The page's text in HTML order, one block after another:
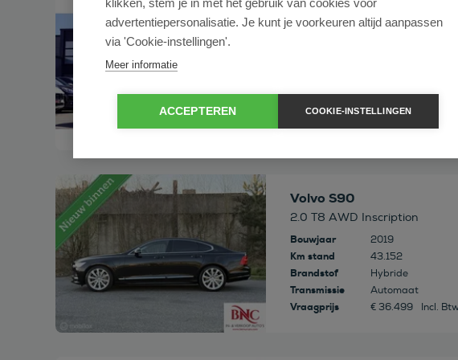
Bekijk deze auto Volvo S90
Benzine
Transmissie Automaat
Bekijk deze auto Volvo S90
2.0 T8 AWD Inscription
Bouwjaar 2019
Km stand 43.152
Brandstof Hybride
Transmissie Automaat
Vraagprijs € 36.499 Incl.
klikken, stem je in met het gebruik van cookies voor
advertentiepersonalisatie. Je kunt je voorkeuren altijd aanpassen
via 'Cookie-instellingen'.
Meer informatie
ACCEPTEREN COOKIE-INSTELLINGEN